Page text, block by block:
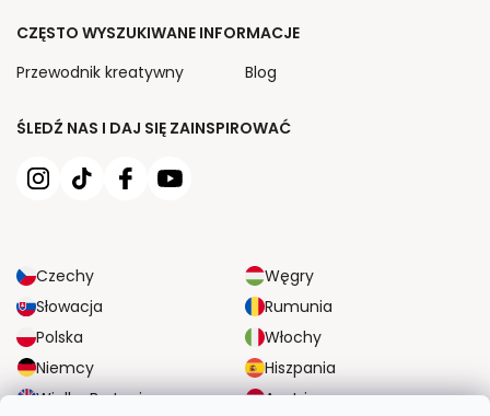
ŚLEDŹ NAS I DAJ SIĘ ZAINSPIROWAĆ
Czechy
Węgry
Słowacja
Rumunia
Polska
Włochy
Niemcy
Hiszpania
Wielka Brytania
Austria
CZĘSTO WYSZUKIWANE INFORMACJE
Przewodnik kreatywny
Blog